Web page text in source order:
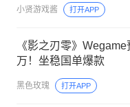
小贤游戏酱 打开APP
《影之刃零》
万！坐稳国单爆款
黑色玫瑰 打开APP